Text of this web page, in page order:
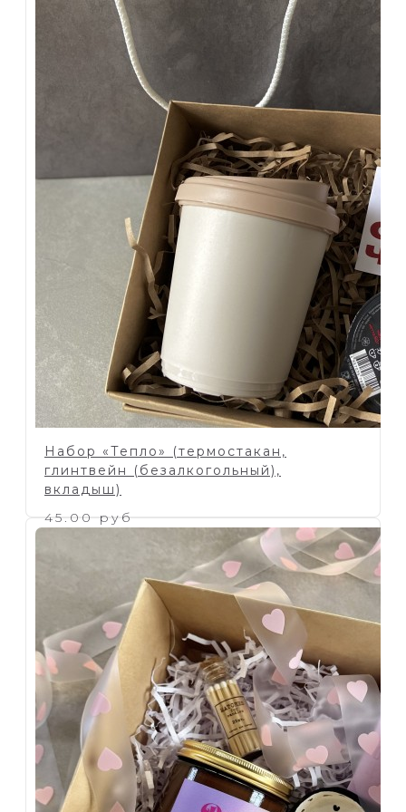
Набор «Тепло» (термостакан,
глинтвейн (безалкогольный),
вкладыш)
45.00 руб